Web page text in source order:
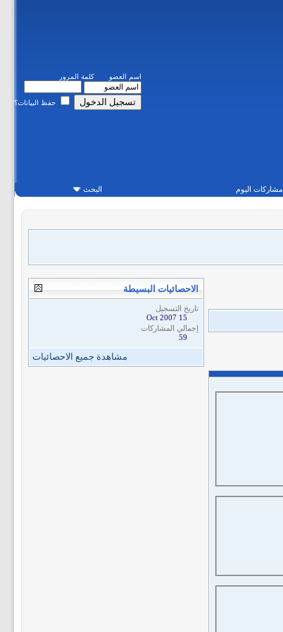
اسم العضو كلمة المرور
حفظ البيانات؟
مشاركات اليوم البحث
الاحصائيات البسيطة
تاريخ التسجيل
15 Oct 2007
إجمالي المشاركات
59
مشاهدة جميع الاحصائيات